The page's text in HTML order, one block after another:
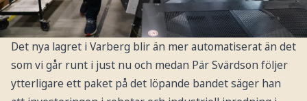
Det nya lagret i Varberg blir än mer automatiserat än det
som vi går runt i just nu och medan Pär Svärdson följer
ytterligare ett paket på det löpande bandet säger han